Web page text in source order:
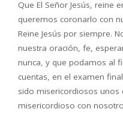
Que El Señor Jesús, reine
queremos coronarlo con
Reine Jesús por siempre.
nuestra oración, fe,
nunca, y que podamos al
cuentas, en el examen
sido misericordiosos
misericordioso con